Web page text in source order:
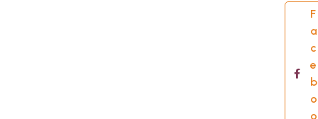
F
a
c
e
b
o
o